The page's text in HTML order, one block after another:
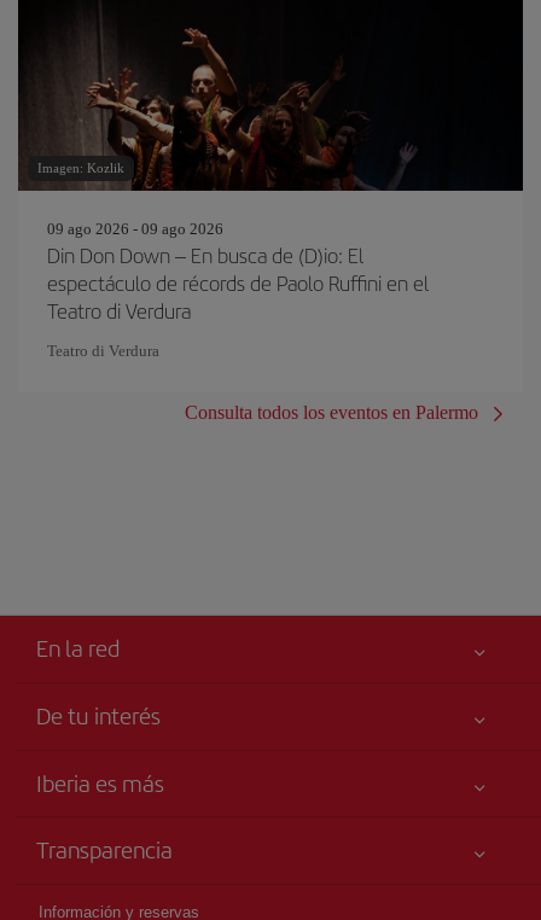
Imagen: Kozlik
09 ago 2026 - 09 ago 2026
Din Don Down – En busca de (D)io: El
espectáculo de récords de Paolo Ruffini en el
Teatro di Verdura
Teatro di Verdura
Consulta todos los eventos en Palermo
En la red
De tu interés
Tu seguridad es lo primero
Publicidad
Iberia es más
Talento a bordo
Grupo Iberia
Transparencia
Información y reservas